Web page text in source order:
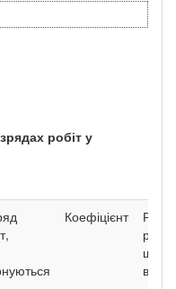
робіт у
Коефіцієнт
робіт,
що